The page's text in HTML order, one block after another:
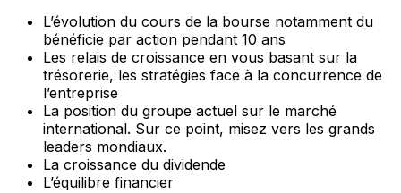
L’évolution du cours de la bourse notamment du
bénéficie par action pendant 10 ans
Les relais de croissance en vous basant sur la
trésorerie, les stratégies face à la concurrence de
l’entreprise
La position du groupe actuel sur le marché
international. Sur ce point, misez vers les grands
leaders mondiaux.
La croissance du dividende
L’équilibre financier